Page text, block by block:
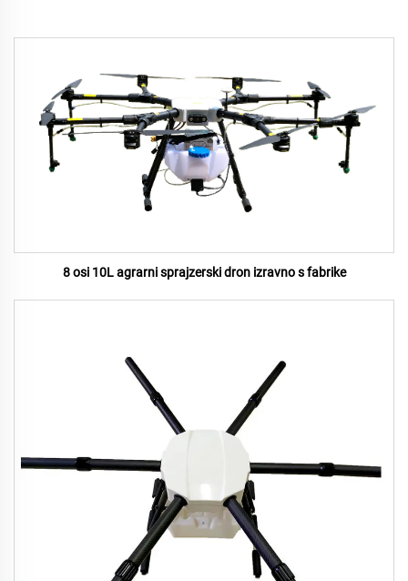
8 osi 10L agrarni sprajzerski dron izravno s fabrike